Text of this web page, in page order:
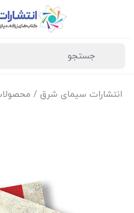
انتشارات سیمای شرق /